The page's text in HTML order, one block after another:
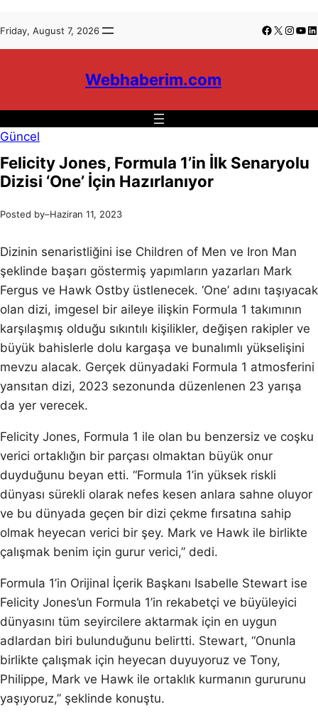
Friday, August 7, 2026 Facebook
X
Webhaberim.com
Güncel
Felicity Jones, Formula 1’in İlk Senaryolu
Dizisi ‘One’ İçin Hazırlanıyor
Posted by–Haziran 11, 2023
Dizinin senaristliğini ise Children of Men ve Iron Man
şeklinde başarı göstermiş yapımların yazarları Mark
Fergus ve Hawk Ostby üstlenecek. ‘One’ adını taşıyacak
olan dizi, imgesel bir aileye ilişkin Formula 1 takımının
karşılaşmış olduğu sıkıntılı kişilikler, değişen rakipler ve
büyük bahislerle dolu kargaşa ve bunalımlı yükselişini
mevzu alacak. Gerçek dünyadaki Formula 1 atmosferini
yansıtan dizi, 2023 sezonunda düzenlenen 23 yarışa
da yer verecek.
Felicity Jones, Formula 1 ile olan bu benzersiz ve coşku
verici ortaklığın bir parçası olmaktan büyük onur
duyduğunu beyan etti. “Formula 1’in yüksek riskli
dünyası sürekli olarak nefes kesen anlara sahne oluyor
ve bu dünyada geçen bir dizi çekme fırsatına sahip
olmak heyecan verici bir şey. Mark ve Hawk ile birlikte
çalışmak benim için gurur verici,” dedi.
Formula 1’in Orijinal İçerik Başkanı Isabelle Stewart ise
Felicity Jones’un Formula 1’in rekabetçi ve büyüleyici
dünyasını tüm seyircilere aktarmak için en uygun
adlardan biri bulunduğunu belirtti. Stewart, “Onunla
birlikte çalışmak için heyecan duyuyoruz ve Tony,
Philippe, Mark ve Hawk ile ortaklık kurmanın gururunu
yaşıyoruz,” şeklinde konuştu.